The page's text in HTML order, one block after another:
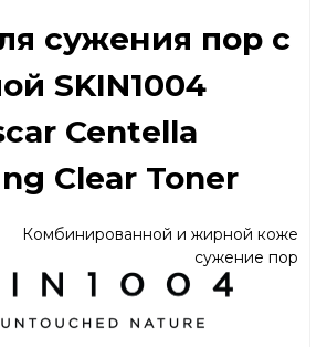
сужения пор с
SKIN1004
Centella
Clear Toner
Комбинированной и жирной коже
сужение пор